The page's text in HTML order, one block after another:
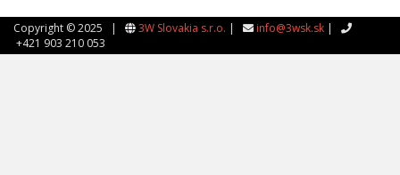
Copyright © 2025 | 3W Slovakia s.r.o. | info@3wsk.sk |
+421 903 210 053